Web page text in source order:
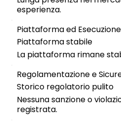
esperienza.
Piattaforma ed Esecuzione
Piattaforma stabile
La piattaforma rimane
Regolamentazione e
Storico regolatorio pulito
Nessuna sanzione o
registrata.